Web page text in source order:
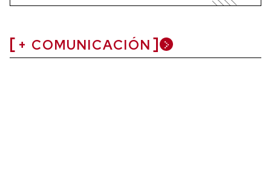
+ COMUNICACIÓN